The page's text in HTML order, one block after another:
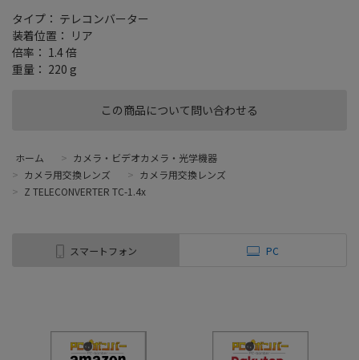
この商品について問い合わせる
タイプ： テレコンバーター
装着位置： リア
倍率： 1.4 倍
重量： 220 g
ホーム > カメラ・ビデオカメラ・光学機器
> カメラ用交換レンズ > カメラ用交換レンズ
> Z TELECONVERTER TC-1.4x
スマートフォン PC